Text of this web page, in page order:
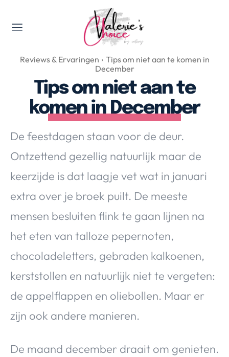
Valerie's Topics
Travel & Culture
Food & Drinks
Happyness & Opmerkelijk
Lifestyle, Sport & Duurzaamheid
Health & Beauty
Huis & Tuin
Nieuws & Media
Over Valerie
Over Valerie
De Top 5
VALERIE'S CHOICE
Food & Drinks Health & Beauty Gadgets
Huis & Tuin
Reviews & Ervaringen
Tips om niet aan te komen in
December
Tips om niet aan te
komen in December
De feestdagen staan voor de deur.
Ontzettend gezellig natuurlijk maar de
keerzijde is dat laagje vet wat in januari
extra over je broek puilt. De meeste
mensen besluiten flink te gaan lijnen na
het eten van talloze pepernoten,
chocoladeletters, gebraden kalkoenen,
kerststollen en natuurlijk niet te vergeten:
de appelflappen en oliebollen. Maar er
zijn ook andere manieren.
De maand december draait om genieten.